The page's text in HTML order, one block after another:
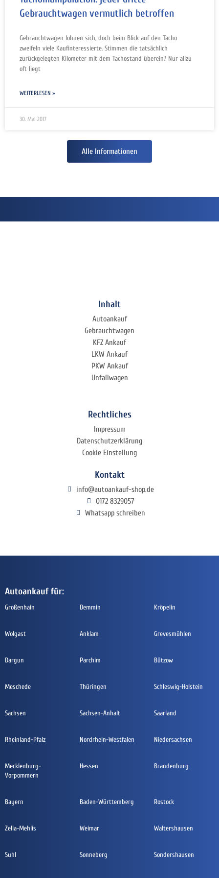
Gebrauchtwagen vermutlich betroffen
Gebrauchtwagen lohnen sich, doch beim Blick auf den Tacho
zweifeln viele Kaufinteressierte. Stimmen die tatsächlich
zurückgelegten Kilometer mit dem Tachostand überein? Nur allzu
oft liegt
WEITERLESEN »
30. Mai 2017
Alle Informationen
Inhalt
Autoankauf
Gebrauchtwagen
KFZ Ankauf
LKW Ankauf
PKW Ankauf
Unfallwagen
Rechtliches
Impressum
Datenschutzerklärung
Cookie Einstellung
Kontakt
info@autoankauf-shop.de
0172 8329057
Whatsapp schreiben
Autoankauf für:
Großenhain Demmin Kröpelin
Wolgast Anklam Grevesmühlen
Dargun Parchim Bützow
Meschede Thüringen Schleswig-Holstein
Sachsen Sachsen-Anhalt Saarland
Rheinland-Pfalz Nordrhein-Westfalen Niedersachsen
Mecklenburg-
Vorpommern
Hessen Brandenburg
Bayern Baden-Württemberg Rostock
Zella-Mehlis Weimar Waltershausen
Suhl Sonneberg Sondershausen